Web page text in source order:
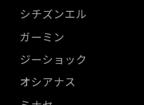
シチズンエル
ガーミン
ジーショック
オシアナス